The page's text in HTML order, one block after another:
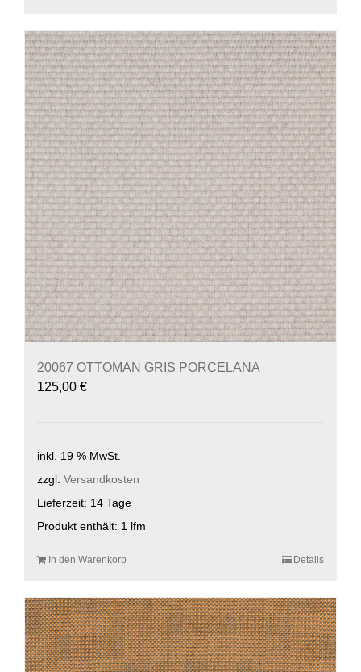
20067 OTTOMAN GRIS PORCELANA
125,00 €
inkl. 19 % MwSt.
zzgl. Versandkosten
Lieferzeit: 14 Tage
Produkt enthält: 1 lfm
In den Warenkorb Details